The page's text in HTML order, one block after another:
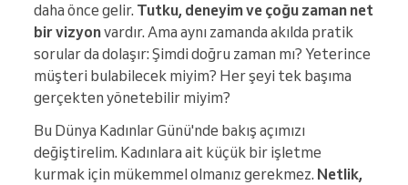
daha önce gelir. Tutku, deneyim ve çoğu zaman net
bir vizyonvardır. Ama aynı zamanda akılda pratik
sorular da dolaşır: Şimdi doğru zaman mı? Yeterince
müşteri bulabilecek miyim? Her şeyi tek başıma
gerçekten yönetebilir miyim?
Bu Dünya Kadınlar Günü'nde bakış açımızı
değiştirelim. Kadınlara ait küçük bir işletme
kurmak için mükemmel olmanız gerekmez. Netlik,